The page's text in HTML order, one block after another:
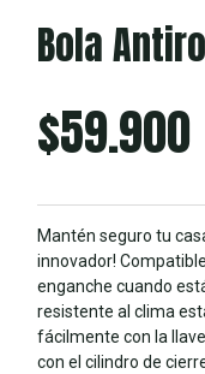
Bola
$59.900
Mantén seguro tu
innovador!
enganche cuando
resistente al clima
fácilmente con la
con el cilindro de